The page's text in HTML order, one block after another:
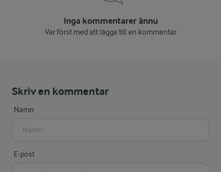
Inga kommentarer ännu
Var först med att lägga till en kommentar
Skriv en kommentar
Namn
E-post